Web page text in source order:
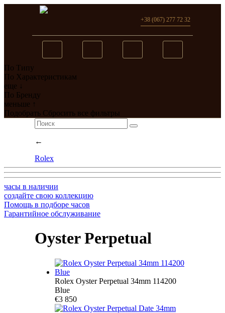
Вы добавили в сравнение
перейти
+38 (067) 277 72 32
По Типу
По Характеристикам
еще ↓
По Бренду
меньше ↑
Подобрать Сбросить все фильтры
←
Rolex
часы в наличии
создайте свою коллекцию
Помощь в подборе часов
Гарантийное обслуживание
Oyster Perpetual
Rolex Oyster Perpetual 34mm 114200
Blue
€3 850